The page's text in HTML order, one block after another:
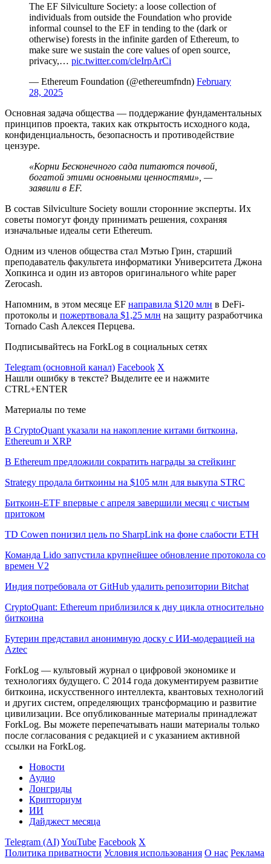
The EF Silviculture Society: a loose collection of
individuals from outside the Foundation who provide
informal counsel to the EF in tending to the (dark or
otherwise) forests in the infinite garden of Ethereum, to
make sure we sustain the core values of open source,
privacy,… pic.twitter.com/cleIrpArCi
— Ethereum Foundation (@ethereumfndn) February
28, 2025
Основная задача общества — поддержание фундаментальных
принципов проекта, таких как открытость исходного кода,
конфиденциальность, безопасность и противодействие
цензуре.
«Корни Бесконечного сада питаются почвой,
богатой этими основными ценностями», —
заявили в EF.
В состав Silviculture Society вошли сторонние эксперты. Их
советы помогут фонду принимать решения, сохраняя
изначальные идеалы сети Ethereum.
Одним из членов общества стал Мэтью Грин, старший
преподаватель факультета информатики Университета Джона
Хопкинса и один из авторов оригинального white paper
Zerocash.
Напомним, в этом месяце EF направила $120 млн в DeFi-
протоколы и пожертвовала $1,25 млн на защиту разработчика
Tornado Cash Алексея Перцева.
Подписывайтесь на ForkLog в социальных сетях
Telegram (основной канал) Facebook X
Нашли ошибку в тексте? Выделите ее и нажмите
CTRL+ENTER
Материалы по теме
В CryptoQuant указали на накопление китами биткоина,
Ethereum и XRP
В Ethereum предложили сократить награды за стейкинг
Strategy продала биткоины на $105 млн для выкупа STRC
Биткоин-ETF впервые с апреля завершили месяц с чистым
притоком
TD Cowen понизил цель по SharpLink на фоне слабости ETH
Команда Lido запустила крупнейшее обновление протокола со
времен V2
Индия потребовала от GitHub удалить репозитории Bitchat
CryptoQuant: Ethereum приблизился к дну цикла относительно
биткоина
Бутерин представил анонимную доску с ИИ-модерацией на
Aztec
ForkLog — культовый журнал о цифровой экономике и
технологиях будущего. С 2014 года документируем развитие
биткоина, искусственного интеллекта, квантовых технологий
и других систем, определяющих трансформацию и развитие
цивилизации. Все опубликованные материалы принадлежат
ForkLog. Вы можете перепечатывать наши материалы только
после согласования с редакцией и с указанием активной
ссылки на ForkLog.
Новости
Аудио
Лонгриды
Крипториум
ИИ
Дайджест месяца
Telegram (AI)YouTube Facebook X
Политика приватности Условия использования О нас Реклама